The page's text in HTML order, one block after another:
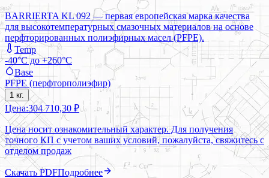
BARRIERTA KL 092 — первая европейская марка качества
для высокотемпературных смазочных материалов на основе
перфторированных полиэфирных масел (PFPE).
Temp
-40°C до +260°C
Base
PFPE (перфторполиэфир)
1 кг.
Цена:304 710,30 ₽
Цена носит ознакомительный характер. Для получения
точного КП с учетом ваших условий, пожалуйста, свяжитесь с
отделом продаж
Скачать PDFПодробнее